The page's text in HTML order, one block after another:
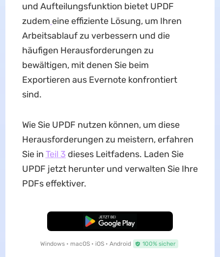
und Aufteilungsfunktion bietet UPDF
zudem eine effiziente Lösung, um Ihren
Arbeitsablauf zu verbessern und die
häufigen Herausforderungen zu
bewältigen, mit denen Sie beim
Exportieren aus Evernote konfrontiert
sind.
Wie Sie UPDF nutzen können, um diese
Herausforderungen zu meistern, erfahren
Sie in Teil 3 dieses Leitfadens. Laden Sie
UPDF jetzt herunter und verwalten Sie Ihre
PDFs effektiver.
Kostenloser Download
Windows • macOS • iOS • Android 100% sicher